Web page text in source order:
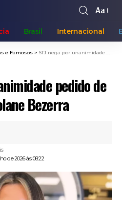
Aa
Brasil Internacional
e Famosos > STJ nega por unanimidade pedido de liberdade de Deolane Bezerra
pedido de
Bezerra
de 2026 às 08:22